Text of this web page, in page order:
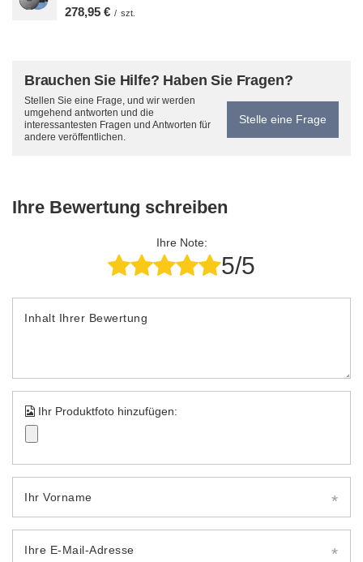
278,95 € / szt.
Brauchen Sie Hilfe? Haben Sie Fragen?
Stellen Sie eine Frage, und wir werden
umgehend antworten und die
interessantesten Fragen und Antworten für
andere veröffentlichen.
Stelle eine Frage
Ihre Bewertung schreiben
Ihre Note:
5/5
Inhalt Ihrer Bewertung
Ihr Produktfoto hinzufügen:
Ihr Vorname
Ihre E-Mail-Adresse